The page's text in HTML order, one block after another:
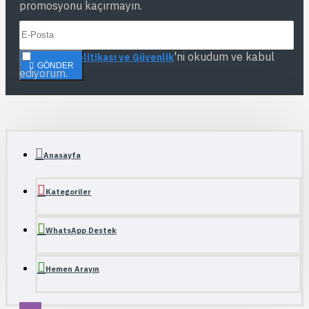
promosyonu kaçırmayın.
GÖNDER
Gizlilik Politikası ve Güvenlik'ni okudum ve kabul
ediyorum.
Anasayfa
Kategoriler
WhatsApp Destek
Hemen Arayın